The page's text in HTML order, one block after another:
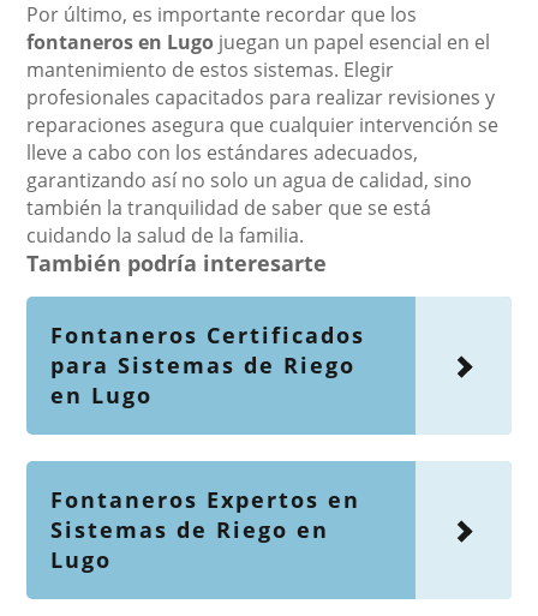
Por último, es importante recordar que los
fontaneros en Lugo juegan un papel esencial en el
mantenimiento de estos sistemas. Elegir
profesionales capacitados para realizar revisiones y
reparaciones asegura que cualquier intervención se
lleve a cabo con los estándares adecuados,
garantizando así no solo un agua de calidad, sino
también la tranquilidad de saber que se está
cuidando la salud de la familia.
También podría interesarte
Fontaneros Certificados
para Sistemas de Riego
en Lugo
Fontaneros Expertos en
Sistemas de Riego en
Lugo